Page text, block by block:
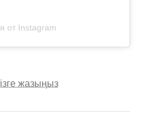
от Instagram
жазыңыз